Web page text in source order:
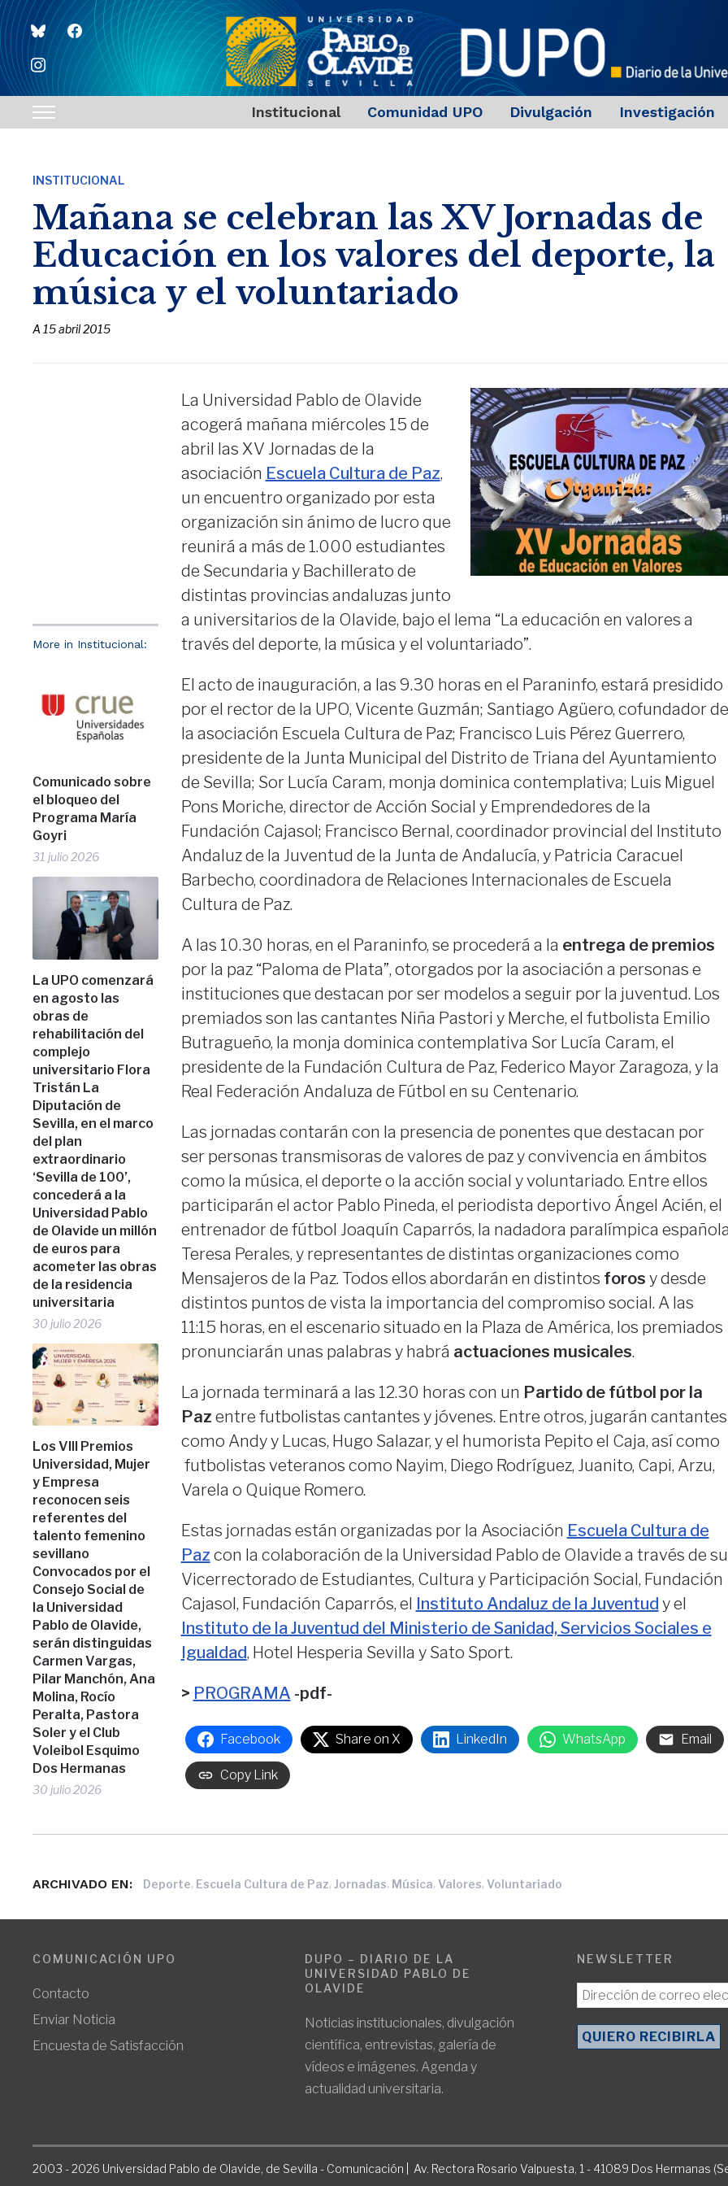
blueskyfacebook
instagram
Toggle
navigation
Institucional Comunidad UPO Divulgación Investigación
INSTITUCIONAL
Mañana se celebran las XV Jornadas de
Educación en los valores del deporte, la
música y el voluntariado
A 15 abril 2015
More in Institucional:
Comunicado sobre
el bloqueo del
Programa María
Goyri
31 julio 2026
La UPO comenzará
en agosto las
obras de
rehabilitación del
complejo
universitario Flora
Tristán La
Diputación de
Sevilla, en el marco
del plan
extraordinario
‘Sevilla de 100’,
concederá a la
Universidad Pablo
de Olavide un millón
de euros para
acometer las obras
de la residencia
universitaria
30 julio 2026
Los VIII Premios
Universidad, Mujer
y Empresa
reconocen seis
referentes del
talento femenino
sevillano
Convocados por el
Consejo Social de
la Universidad
Pablo de Olavide,
serán distinguidas
Carmen Vargas,
Pilar Manchón, Ana
Molina, Rocío
Peralta, Pastora
Soler y el Club
Voleibol Esquimo
Dos Hermanas
30 julio 2026
La Universidad Pablo de Olavide
acogerá mañana miércoles 15 de
abril las XV Jornadas de la
asociación Escuela Cultura de Paz,
un encuentro organizado por esta
organización sin ánimo de lucro que
reunirá a más de 1.000 estudiantes
de Secundaria y Bachillerato de
distintas provincias andaluzas junto
a universitarios de la Olavide, bajo el lema “La educación en valores a
través del deporte, la música y el voluntariado”.
El acto de inauguración, a las 9.30 horas en el Paraninfo, estará presidido
por el rector de la UPO, Vicente Guzmán; Santiago Agüero, cofundador de
la asociación Escuela Cultura de Paz; Francisco Luis Pérez Guerrero,
presidente de la Junta Municipal del Distrito de Triana del Ayuntamiento
de Sevilla; Sor Lucía Caram, monja dominica contemplativa; Luis Miguel
Pons Moriche, director de Acción Social y Emprendedores de la
Fundación Cajasol; Francisco Bernal, coordinador provincial del Instituto
Andaluz de la Juventud de la Junta de Andalucía, y Patricia Caracuel
Barbecho, coordinadora de Relaciones Internacionales de Escuela
Cultura de Paz.
A las 10.30 horas, en el Paraninfo, se procederá a la entrega de premios
por la paz “Paloma de Plata”, otorgados por la asociación a personas e
instituciones que destacan por ser modelos a seguir por la juventud. Los
premiados son las cantantes Niña Pastori y Merche, el futbolista Emilio
Butragueño, la monja dominica contemplativa Sor Lucía Caram, el
presidente de la Fundación Cultura de Paz, Federico Mayor Zaragoza, y la
Real Federación Andaluza de Fútbol en su Centenario.
Las jornadas contarán con la presencia de ponentes que destacan por
ser personas transmisoras de valores de paz y convivencia en ámbitos
como la música, el deporte o la acción social y voluntariado. Entre ellos
participarán el actor Pablo Pineda, el periodista deportivo Ángel Acién, el
entrenador de fútbol Joaquín Caparrós, la nadadora paralímpica
Teresa Perales, y representantes de distintas organizaciones como
Mensajeros de la Paz. Todos ellos abordarán en distintos foros y desde
distintos puntos de vista la importancia del compromiso social. A las
11:15 horas, en el escenario situado en la Plaza de América, los premiados
pronunciarán unas palabras y habrá actuaciones musicales.
La jornada terminará a las 12.30 horas con un Partido de fútbol por la
Paz entre futbolistas cantantes y jóvenes. Entre otros, jugarán cantantes
como Andy y Lucas, Hugo Salazar, y el humorista Pepito el Caja, así como
futbolistas veteranos como Nayim, Diego Rodríguez, Juanito, Capi, Arzu,
Varela o Quique Romero.
Estas jornadas están organizadas por la Asociación Escuela Cultura de
Paz con la colaboración de la Universidad Pablo de Olavide a través de su
Vicerrectorado de Estudiantes, Cultura y Participación Social, Fundación
Cajasol, Fundación Caparrós, el Instituto Andaluz de la Juventud y el
Instituto de la Juventud del Ministerio de Sanidad, Servicios Sociales e
Igualdad, Hotel Hesperia Sevilla y Sato Sport.
> PROGRAMA -pdf-
Facebook Share on X LinkedIn WhatsApp Email
Copy Link
ARCHIVADO EN: Deporte, Escuela Cultura de Paz,Jornadas, Música,Valores,Voluntariado
COMUNICACIÓN UPO
Contacto
Enviar Noticia
Encuesta de Satisfacción
DUPO – DIARIO DE LA
UNIVERSIDAD PABLO DE
OLAVIDE
Noticias institucionales, divulgación
científica, entrevistas, galería de
vídeos e imágenes. Agenda y
actualidad universitaria.
NEWSLETTER
2003 - 2026 Universidad Pablo de Olavide, de Sevilla - Comunicación | Av. Rectora Rosario Valpuesta, 1 - 41089 Dos Hermanas